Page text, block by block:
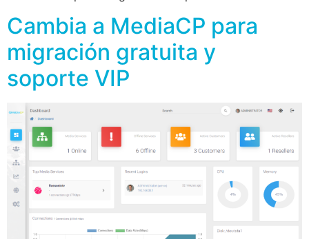
Cambia a MediaCP para
migración gratuita y
soporte VIP